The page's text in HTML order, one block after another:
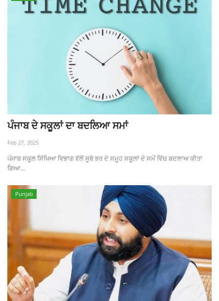
ਪੰਜਾਬ ਦੇ ਸਕੂਲਾਂ ਦਾ ਬਦਲਿਆ ਸਮਾਂ
Feb 27, 2025
ਪੰਜਾਬ ਸਕੂਲ ਸਿੱਖਿਆ ਵਿਭਾਗ ਵੱਲੋਂ ਸੂਬੇ ਭਰ ਦੇ ਸਮੂਹ ਸਕੂਲਾਂ ਦੇ ਸਮੇਂ ਵਿੱਚ ਬਦਲਾਅ ਕੀਤਾ
ਗਿਆ...
Punjab